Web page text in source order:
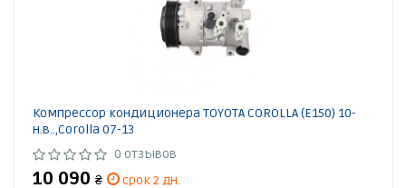
Компрессор кондиционера TOYOTA COROLLA (E150) 10-
н.в..,Corolla 07-13
0 отзывов
10 090 ₴
срок 2 дн.